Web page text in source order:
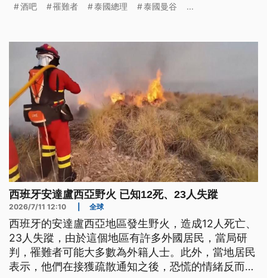
酒吧 罹難者 泰國總理 泰國曼谷 ...
西班牙安達盧西亞野火 已知12死、23人失蹤
2026/7/11 12:10 全球
西班牙的安達盧西亞地區發生野火，造成12人死亡、
23人失蹤，由於這個地區有許多外國居民，當局研
判，罹難者可能大多數為外籍人士。此外，當地居民
表示，他們在接獲疏散通知之後，恐慌的情緒反而在